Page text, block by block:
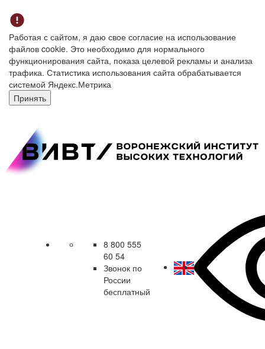
Работая с сайтом, я даю свое согласие на использование
файлов cookie. Это необходимо для нормального
функционирования сайта, показа целевой рекламы и анализа
трафика. Статистика использования сайта обрабатывается
системой Яндекс.Метрика
Принять
8 800 555
60 54
Звонок по
России
бесплатный